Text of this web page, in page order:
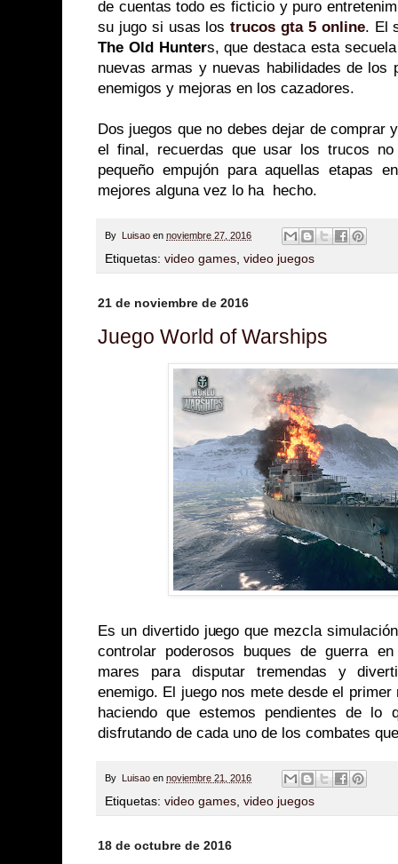
de cuentas todo es ficticio y puro
su jugo si usas lostrucos gta 5 online. El
The Old Hunters, que destaca esta
nuevas armas y nuevas habilidades de los
enemigos y mejoras en los cazadores.
Dos juegos que no debes dejar de comprar
el final, recuerdas que usar los trucos
pequeño empujón para aquellas etapas
mejores alguna vez lo ha hecho.
By Luisao en noviembre 27, 2016
Etiquetas: video games, video juegos
21 de noviembre de 2016
Juego World of Warships
Es un divertido juego que mezcla
controlar poderosos buques de guerra
mares para disputar tremendas y
enemigo. El juego nos mete desde el
haciendo que estemos pendientes de lo
disfrutando de cada uno de los combates
By Luisao en noviembre 21, 2016
Etiquetas: video games, video juegos
18 de octubre de 2016